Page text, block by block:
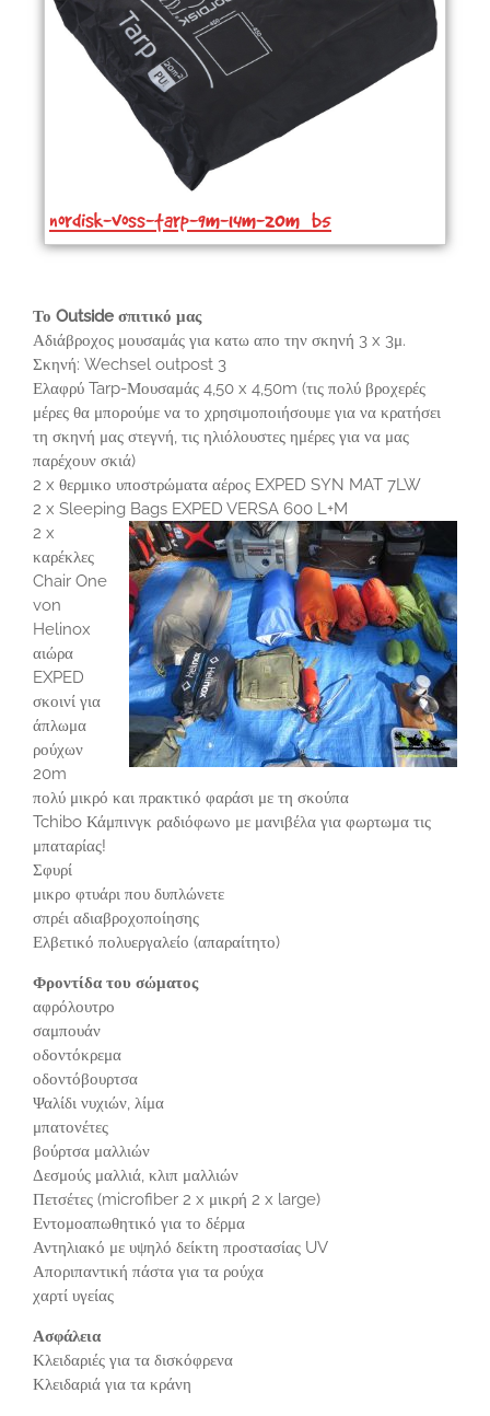
nordisk-voss-tarp-9m-14m-20m_b5
Το Outside σπιτικό μας
Αδιάβροχος μουσαμάς για κατω απο την σκηνή 3 x 3μ.
Σκηνή: Wechsel outpost 3
Ελαφρύ Tarp-Μουσαμάς 4,50 x 4,50m (τις πολύ βροχερές
μέρες θα μπορούμε να το χρησιμοποιήσουμε για να κρατήσει
τη σκηνή μας στεγνή, τις ηλιόλουστες ημέρες για να μας
παρέχουν σκιά)
2 x θερμικο υποστρώματα αέρος EXPED SYN MAT 7LW
2 x Sleeping Bags EXPED VERSA 600 L+M
2 x
καρέκλες
Chair One
von
Helinox
αιώρα
EXPED
σκοινί για
άπλωμα
ρούχων
20m
πολύ μικρό και πρακτικό φαράσι με τη σκούπα
Tchibo Κάμπινγκ ραδιόφωνο με μανιβέλα για φωρτωμα τις
μπαταρίας!
Σφυρί
μικρο φτυάρι που δυπλώνετε
σπρέι αδιαβροχοποίησης
Ελβετικό πολυεργαλείο (απαραίτητο)
Φροντίδα του σώματος
αφρόλουτρο
σαμπουάν
οδοντόκρεμα
οδοντόβουρτσα
Ψαλίδι νυχιών, λίμα
μπατονέτες
βούρτσα μαλλιών
Δεσμούς μαλλιά, κλιπ μαλλιών
Πετσέτες (microfiber 2 x μικρή 2 x large)
Εντομοαπωθητικό για το δέρμα
Αντηλιακό με υψηλό δείκτη προστασίας UV
Αποριπαντική πάστα για τα ρούχα
χαρτί υγείας
Ασφάλεια
Κλειδαριές για τα δισκόφρενα
Κλειδαριά για τα κράνη